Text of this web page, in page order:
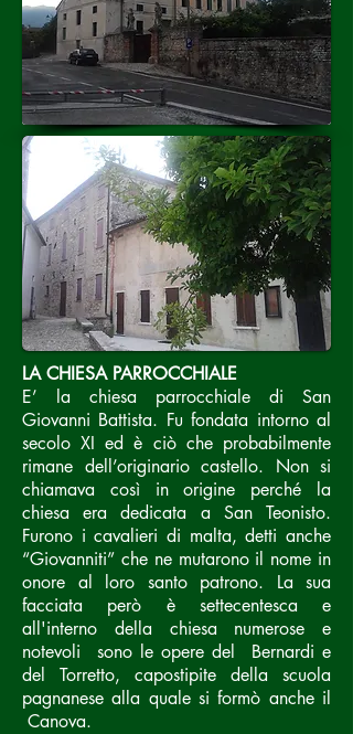
LA CHIESA PARROCCHIALE
E’ la chiesa parrocchiale di San
Giovanni Battista. Fu fondata intorno al
secolo XI ed è ciò che probabilmente
rimane dell’originario castello. Non si
chiamava così in origine perché la
chiesa era dedicata a San Teonisto.
Furono i cavalieri di malta, detti anche
“Giovanniti” che ne mutarono il nome in
onore al loro santo patrono. La sua
facciata però è settecentesca e
all'interno della chiesa numerose e
notevoli sono le opere del Bernardi e
del Torretto, capostipite della scuola
pagnanese alla quale si formò anche il
Canova.